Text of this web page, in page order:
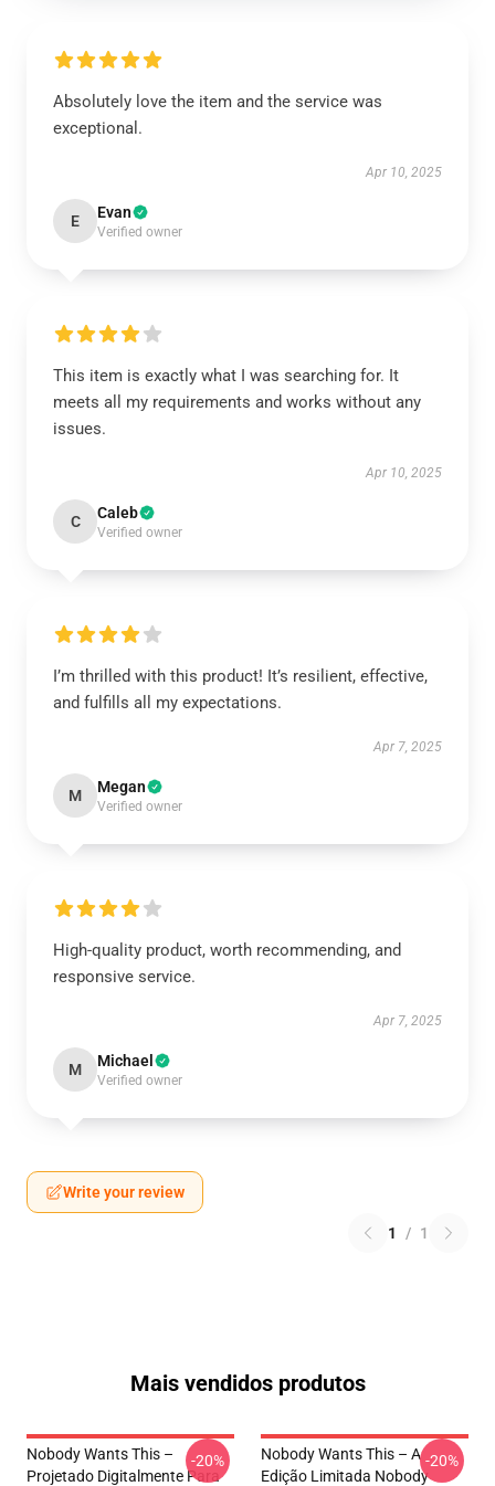
Absolutely love the item and the service was
exceptional.
Apr 10, 2025
E Evan
Verified owner
This item is exactly what I was searching for. It
meets all my requirements and works without any
issues.
Apr 10, 2025
C Caleb
Verified owner
I’m thrilled with this product! It’s resilient, effective,
and fulfills all my expectations.
Apr 7, 2025
M Megan
Verified owner
High-quality product, worth recommending, and
responsive service.
Apr 7, 2025
M Michael
Verified owner
Write your review
1 / 1
Mais vendidos produtos
Nobody Wants This –
Projetado Digitalmente Para
-20%
Nobody Wants This – A
Edição Limitada Nobody
-20%